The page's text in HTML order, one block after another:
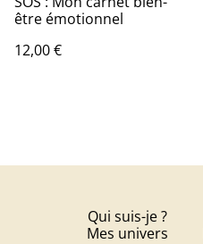
être émotionnel
12,00 €
Qui suis-je ?
Mes univers